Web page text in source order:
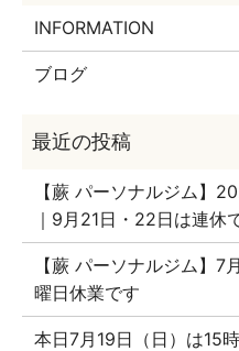
INFORMATION
ブログ
【蕨 パーソナルジム】
｜9月21日・22日は連休
【蕨 パーソナルジム】7
曜日休業です
本日7月19日（日）は15